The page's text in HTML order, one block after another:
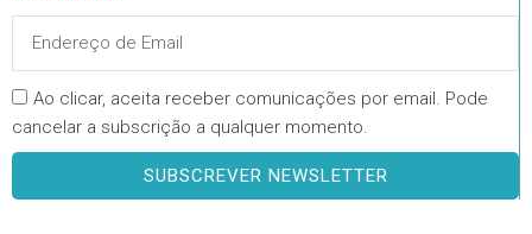
Ao clicar, aceita receber comunicações por email. Pode
cancelar a subscrição a qualquer momento.
SUBSCREVER NEWSLETTER